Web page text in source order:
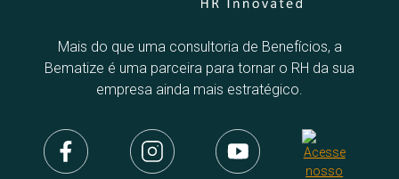
Mais do que uma consultoria de Benefícios, a
Bematize é uma parceira para tornar o RH da sua
empresa ainda mais estratégico.